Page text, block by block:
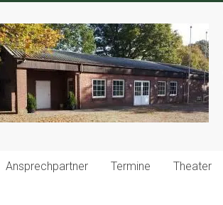
Ansprechpartner Termine Theater